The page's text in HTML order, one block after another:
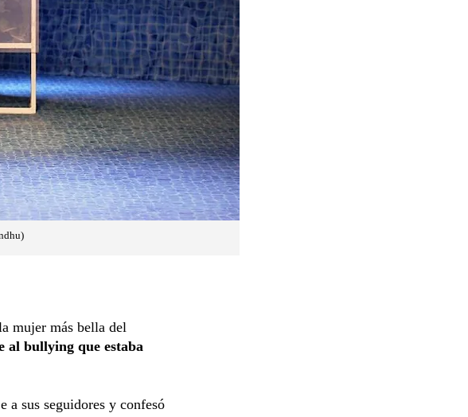
mujer más bella del
al bullying que estaba
a sus seguidores y confesó